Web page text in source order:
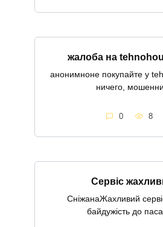
жалоба на
анонимноне покупайте у
ничего,
0 8
Сервіс
СніжанаЖахливий
байдужість до